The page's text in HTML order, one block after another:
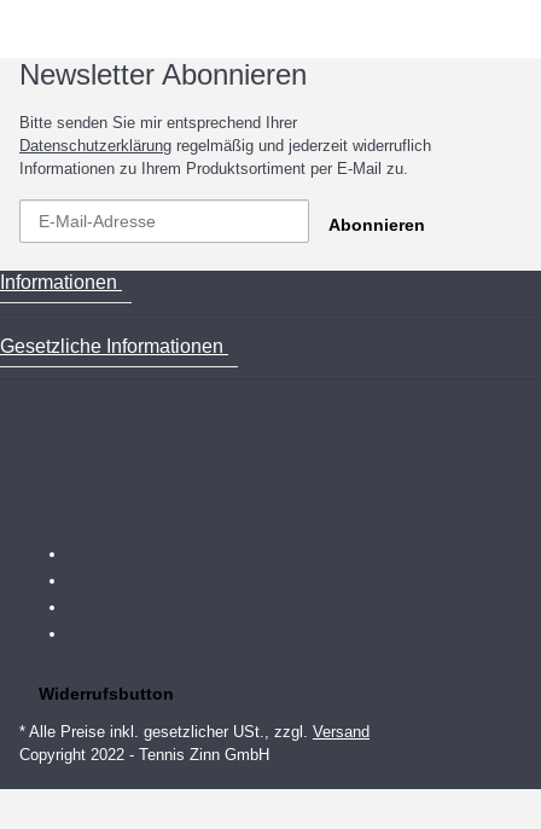
Newsletter Abonnieren
Bitte senden Sie mir entsprechend Ihrer
Datenschutzerklärung regelmäßig und jederzeit widerruflich
Informationen zu Ihrem Produktsortiment per E-Mail zu.
Abonnieren
Informationen
Gesetzliche Informationen
Widerrufsbutton
* Alle Preise inkl. gesetzlicher USt., zzgl. Versand
Copyright 2022 - Tennis Zinn GmbH